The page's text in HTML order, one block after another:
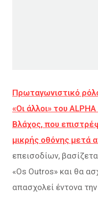
Πρωταγωνιστικό
«Οι άλλοι» του
Βλάχος, που
μικρής οθόνης μετά
επεισοδίων,
«Os Outros» και θα
απασχολεί έντονα